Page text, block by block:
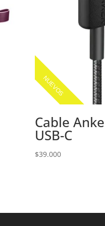
NUEVOS
Cable
USB-C
$39.000